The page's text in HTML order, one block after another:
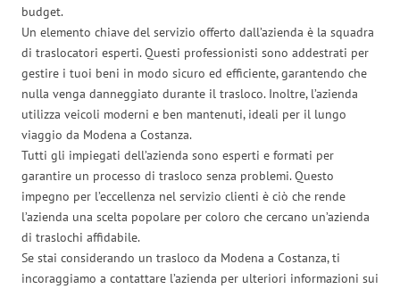
budget.
Un elemento chiave del servizio offerto dall’azienda è la squadra
di traslocatori esperti. Questi professionisti sono addestrati per
gestire i tuoi beni in modo sicuro ed efficiente, garantendo che
nulla venga danneggiato durante il trasloco. Inoltre, l’azienda
utilizza veicoli moderni e ben mantenuti, ideali per il lungo
viaggio da Modena a Costanza.
Tutti gli impiegati dell’azienda sono esperti e formati per
garantire un processo di trasloco senza problemi. Questo
impegno per l’eccellenza nel servizio clienti è ciò che rende
l’azienda una scelta popolare per coloro che cercano un’azienda
di traslochi affidabile.
Se stai considerando un trasloco da Modena a Costanza, ti
incoraggiamo a contattare l’azienda per ulteriori informazioni sui